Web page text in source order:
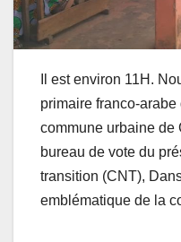
Il est environ 11H.
primaire franco-
commune urbaine de
bureau de vote du
transition (CNT),
emblématique de la